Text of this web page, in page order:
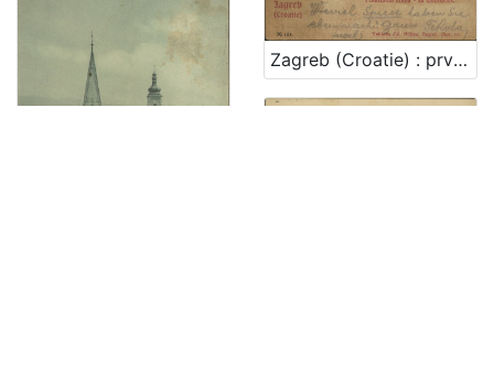
Zagreb (Croatie) : prvostolna crkva - la cathedrale